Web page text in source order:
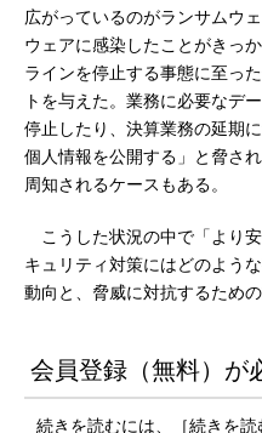
広がっているのがランサムウ
ウェアに感染したことがきっ
ラインを停止する事態に至っ
トを与えた。業務に必要なデ
停止したり、決算業務の延期
個人情報を公開する」と脅さ
周知されるケースもある。
こうした状況の中で「より
キュリティ対策にはどのよう
動向と、脅威に対抗するための
会員登録（無料）が
続きを読むには、［続きを